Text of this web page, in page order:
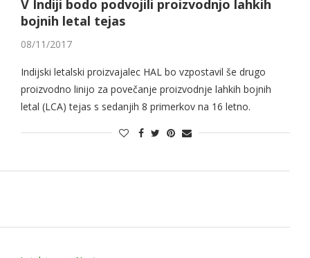
V Indiji bodo podvojili proizvodnjo lahkih
bojnih letal tejas
08/11/2017
Indijski letalski proizvajalec HAL bo vzpostavil še drugo
proizvodno linijo za povečanje proizvodnje lahkih bojnih
letal (LCA) tejas s sedanjih 8 primerkov na 16 letno.